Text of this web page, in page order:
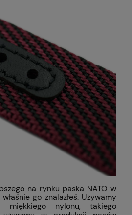
na rynku paska NATO w
go znalazłeś. Używamy
miękkiego nylonu, takiego